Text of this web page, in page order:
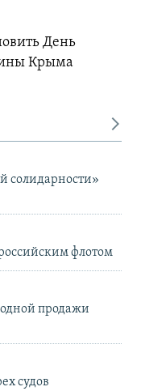
День
Крыма
солидарности»
флотом
продажи
судов